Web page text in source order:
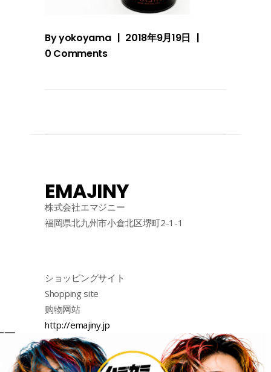
Byyokoyama
2018年9月19日
0 Comments
EMAJINY
株式会社エマジニー
福岡県北九州市小倉北区堺町2-1-1
ショッピングサイト
Shopping site
购物网站
http://emajiny.jp